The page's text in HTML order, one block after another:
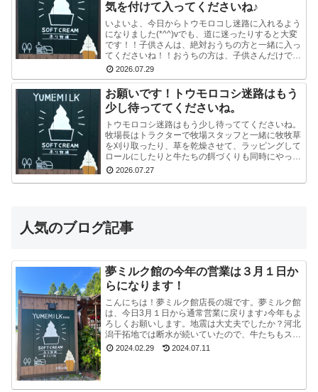
気を付けて入ってくださいね♪
いよいよ、今日からトウモロコし迷路に入れるよう
になりました(*^^)vでも、道に迷ったりすると大変
です！！子供さんは、絶対おうちの方と一緒に入っ
てくださいね！！おうちの方は、子供さんだけで迷
路にはいかせないでくださいね！！よろしくおねが
いし...
2026.07.29
お願いです！トウモロコシ迷路はもう
少し待っててくださいね。
トウモロコシ迷路はもう少し待っててくださいね。
牧場長はトラクターで牧場スタッフと一緒に牧牧草
を刈り取ったり、草を乾燥させて、ラッピングして
ロールにしたりと牛たちの餌づくりも同時にやって
いるので、看板を立て切れていないんです。今はま
2026.07.27
人気のブログ記事
夢ミルク館の今年の営業は３月１日か
らになります！
こんにちは！夢ミルク館店長の堀です。夢ミルク館
は、今日3月１日から通常営業に戻ります♪今年もよ
ろしくお願いします。地震は大丈夫でしたか？河北
潟干拓地では断水が続いていたので、牛たちもスタ
ッフも大変でした。能登半島地震で河北潟干拓地も
2024.02.29 2024.07.11